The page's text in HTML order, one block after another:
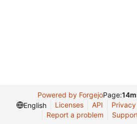
Powered by ForgejoPage:
English
Licenses API
Report a problem